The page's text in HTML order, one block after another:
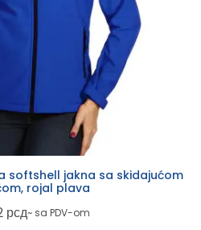
softshell jakna sa skidajućom
rojal plava
рсд~ sa PDV-om